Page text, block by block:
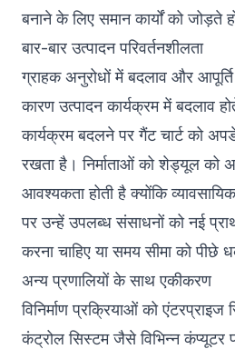
बनाने के लिए समान कार्यों को जोड़ते
बार-बार उत्पादन परिवर्तनशीलता
ग्राहक अनुरोधों में बदलाव और
कारण उत्पादन कार्यक्रम में बदलाव
कार्यक्रम बदलने पर गैंट चार्ट को
रखता है। निर्माताओं को शेड्यूल
आवश्यकता होती है क्योंकि
पर उन्हें उपलब्ध संसाधनों को नई
करना चाहिए या समय सीमा को पीछे
अन्य प्रणालियों के साथ एकीकरण
विनिर्माण प्रक्रियाओं को एंटरप्राइज
कंट्रोल सिस्टम जैसे विभिन्न कंप्यूटर